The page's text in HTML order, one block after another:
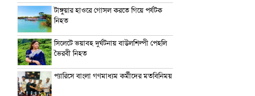
টাঙ্গুয়ার হাওরে গোসল করতে গিয়ে পর্যটক
নিহত
সিলেটে ভয়াবহ দুর্ঘটনায় বাউলশিল্পী পেহলি
ভৈরবী নিহত
প্যারিসে বাংলা গণমাধ্যম কর্মীদের মতবিনিময়